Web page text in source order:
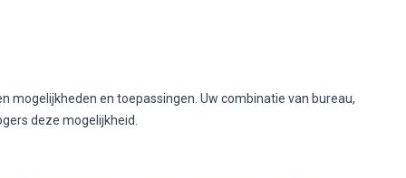
mogelijkheden en toepassingen. Uw combinatie van bureau,
deze mogelijkheid.